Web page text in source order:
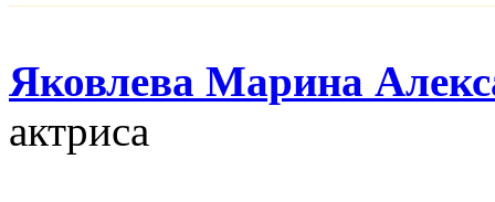
Яковлева Марина
актриса